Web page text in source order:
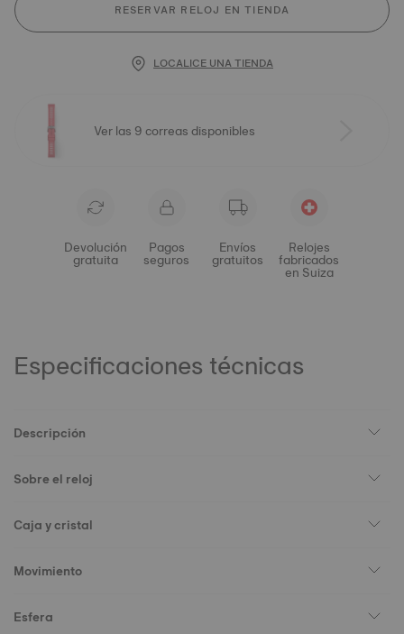
RESERVAR RELOJ EN TIENDA
LOCALICE UNA TIENDA
Ver las 9 correas disponibles
Devolución
gratuita
Pagos
seguros
Envíos
gratuitos
Relojes
fabricados
en Suiza
Especificaciones técnicas
Descripción
Sobre el reloj
Caja y cristal
Movimiento
Esfera